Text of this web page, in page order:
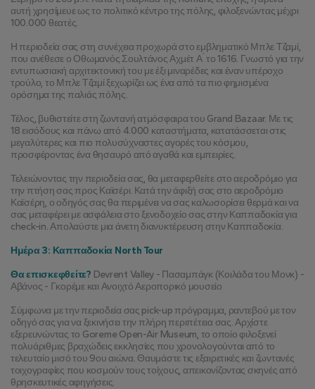
αυτή χρησίμευε ως το πολιτικό κέντρο της πόλης, φιλοξενώντας μέχρι
100.000 θεατές.
Η περιοδεία σας στη συνέχεια προχωρά στο εμβληματικό Μπλε Τζαμί,
που ανέθεσε ο Οθωμανός Σουλτάνος Αχμέτ Α ́ το 1616. Γνωστό για την
εντυπωσιακή αρχιτεκτονική του με έξι μιναρέδες και έναν υπέροχο
τρούλο, το Μπλε Τζαμί ξεχωρίζει ως ένα από τα πιο φημισμένα
ορόσημα της παλιάς πόλης.
Τέλος, βυθιστείτε στη ζωντανή ατμόσφαιρα του Grand Bazaar. Με τις
18 εισόδους και πάνω από 4.000 καταστήματα, κατατάσσεται στις
μεγαλύτερες και πιο πολυσύχναστες αγορές του κόσμου,
προσφέροντας ένα θησαυρό από αγαθά και εμπειρίες.
Τελειώνοντας την περιοδεία σας, θα μεταφερθείτε στο αεροδρόμιο για
την πτήση σας προς Καϊσέρι. Κατά την άφιξή σας στο αεροδρόμιο
Καϊσέρη, ο οδηγός σας θα περιμένει να σας καλωσορίσει θερμά και να
σας μεταφέρει με ασφάλεια στο ξενοδοχείο σας στην Καππαδοκία για
check-in. Απολαύστε μια άνετη διανυκτέρευση στην Καππαδοκία.
Ημέρα 3: Καππαδοκία North Tour
Θα επισκεφθείτε? Devrent Valley - Πασαμπάγκ (Κοιλάδα του Μονκ) -
Αβάνος - Γκορέμε και Ανοιχτό Αεροπορικό μουσείο
Σύμφωνα με την περιοδεία σας pick-up πρόγραμμα, ραντεβού με τον
οδηγό σας για να ξεκινήσει την πλήρη περιπέτεια σας. Αρχίστε
εξερευνώντας το Goreme Open-Air Museum, το οποίο φιλοξενεί
πολυάριθμες βραχώδεις εκκλησίες που χρονολογούνται από το
τελευταίο μισό του 9ου αιώνα. Θαυμάστε τις εξαιρετικές και ζωντανές
τοιχογραφίες που κοσμούν τους τοίχους, απεικονίζοντας σκηνές από
θρησκευτικές αφηγήσεις.